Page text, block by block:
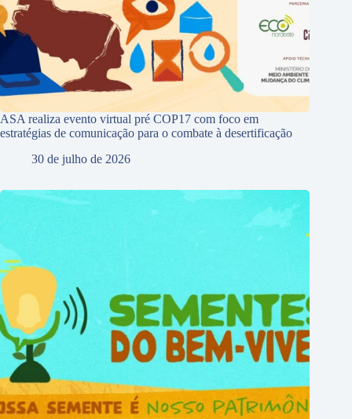
ASA realiza evento virtual pré COP17 com foco em
estratégias de comunicação para o combate à desertificação
30 de julho de 2026